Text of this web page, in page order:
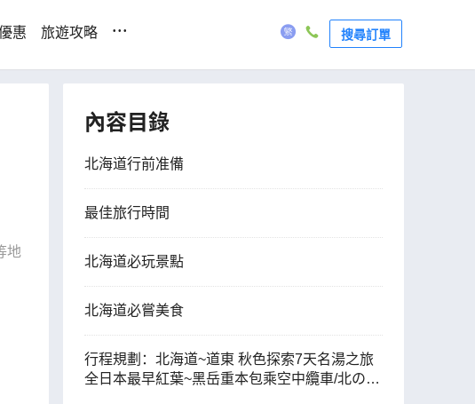
惠 旅遊攻略 ... 搜尋訂單
地
內容目錄
北海道行前准備
最佳旅行時間
北海道必玩景點
北海道必嘗美食
行程規劃：北海道~道東 秋色探索7天名湯之旅
全日本最早紅葉~黑岳重本包乘空中纜車/北の森